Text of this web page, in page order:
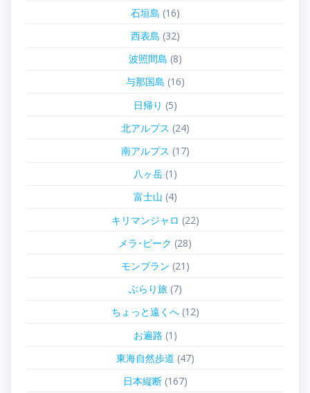
石垣島 (16)
西表島 (32)
波照間島 (8)
与那国島 (16)
日帰り (5)
北アルプス (24)
南アルプス (17)
八ヶ岳(1)
富士山 (4)
キリマンジャロ (22)
メラ･ピーク (28)
モンブラン (21)
ぶらり旅(7)
ちょっと遠くへ(12)
お遍路 (1)
東海自然歩道 (47)
日本縦断(167)